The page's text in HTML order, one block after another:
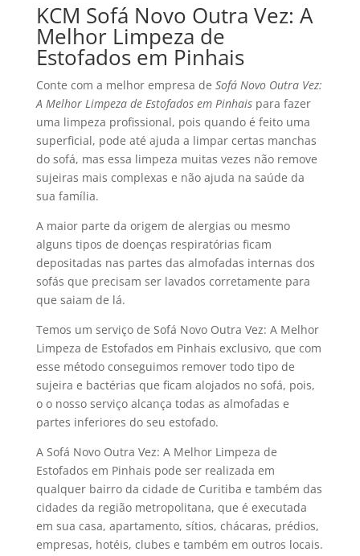
KCM Sofá Novo Outra Vez: A
Melhor Limpeza de
Estofados em Pinhais
Conte com a melhor empresa de Sofá Novo Outra Vez:
A Melhor Limpeza de Estofados em Pinhaispara fazer
uma limpeza profissional, pois quando é feito uma
superficial, pode até ajuda a limpar certas manchas
do sofá, mas essa limpeza muitas vezes não remove
sujeiras mais complexas e não ajuda na saúde da
sua família.
A maior parte da origem de alergias ou mesmo
alguns tipos de doenças respiratórias ficam
depositadas nas partes das almofadas internas dos
sofás que precisam ser lavados corretamente para
que saiam de lá.
Temos um serviço de Sofá Novo Outra Vez: A Melhor
Limpeza de Estofados em Pinhais exclusivo, que com
esse método conseguimos remover todo tipo de
sujeira e bactérias que ficam alojados no sofá, pois,
o o nosso serviço alcança todas as almofadas e
partes inferiores do seu estofado.
A Sofá Novo Outra Vez: A Melhor Limpeza de
Estofados em Pinhais pode ser realizada em
qualquer bairro da cidade de Curitiba e também das
cidades da região metropolitana, que é executada
em sua casa, apartamento, sítios, chácaras, prédios,
empresas, hotéis, clubes e também em outros locais.